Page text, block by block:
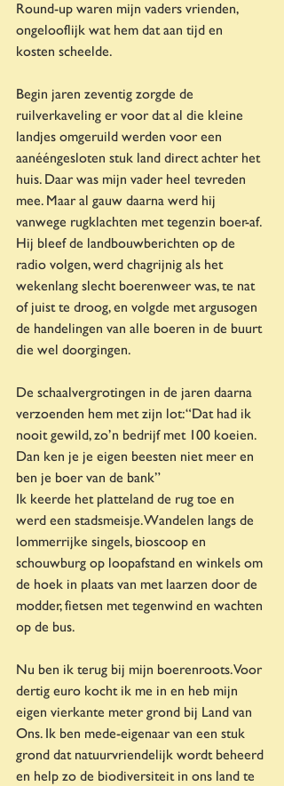
Round-up waren mijn vaders vrienden,
ongelooflijk wat hem dat aan tijd en
kosten scheelde.
Begin jaren zeventig zorgde de
ruilverkaveling er voor dat al die kleine
landjes omgeruild werden voor een
aanééngesloten stuk land direct achter het
huis. Daar was mijn vader heel tevreden
mee. Maar al gauw daarna werd hij
vanwege rugklachten met tegenzin boer-af.
Hij bleef de landbouwberichten op de
radio volgen, werd chagrijnig als het
wekenlang slecht boerenweer was, te nat
of juist te droog, en volgde met argusogen
de handelingen van alle boeren in de buurt
die wel doorgingen.
De schaalvergrotingen in de jaren daarna
verzoenden hem met zijn lot: “Dat had ik
nooit gewild, zo’n bedrijf met 100 koeien.
Dan ken je je eigen beesten niet meer en
ben je boer van de bank”
Ik keerde het platteland de rug toe en
werd een stadsmeisje. Wandelen langs de
lommerrijke singels, bioscoop en
schouwburg op loopafstand en winkels om
de hoek in plaats van met laarzen door de
modder, fietsen met tegenwind en wachten
op de bus.
Nu ben ik terug bij mijn boerenroots. Voor
dertig euro kocht ik me in en heb mijn
eigen vierkante meter grond bij Land van
Ons. Ik ben mede-eigenaar van een stuk
grond dat natuurvriendelijk wordt beheerd
en help zo de biodiversiteit in ons land te